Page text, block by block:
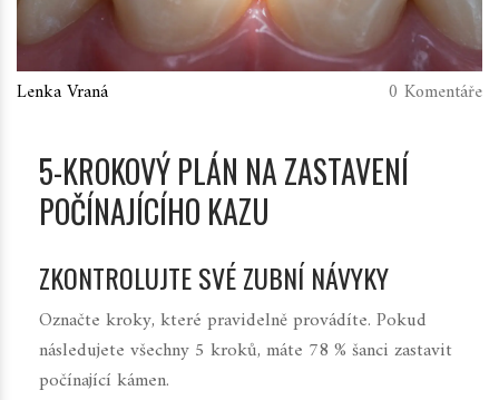
Lenka Vraná 0 Komentáře
5-KROKOVÝ PLÁN NA ZASTAVENÍ
POČÍNAJÍCÍHO KAZU
ZKONTROLUJTE SVÉ ZUBNÍ NÁVYKY
Označte kroky, které pravidelně provádíte. Pokud
následujete všechny 5 kroků, máte 78 % šanci zastavit
počínající kámen.